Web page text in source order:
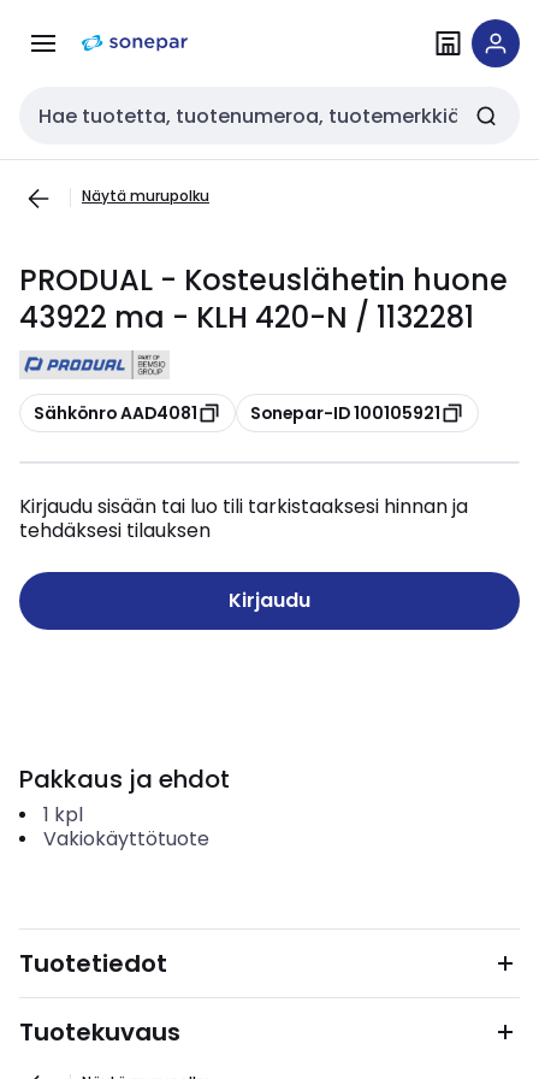
navigointiinsisältöön
Haku
Näytä murupolku
PRODUAL - Kosteuslähetin huone
43922 ma - KLH 420-N / 1132281
Kopioi
Sähkönro AAD4081 Kopioi
Sonepar-ID 100105921
Kirjaudu sisään tai luo tili tarkistaaksesi hinnan ja
tehdäksesi tilauksen
Kirjaudu
Pakkaus ja ehdot
1 kpl
Vakiokäyttötuote
Tuotetiedot
Tuotekuvaus